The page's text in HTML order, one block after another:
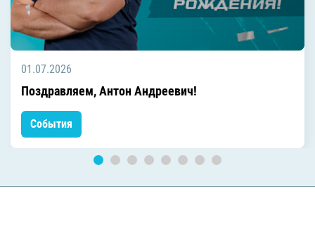
01.07.2026
Поздравляем, Антон Андреевич!
События